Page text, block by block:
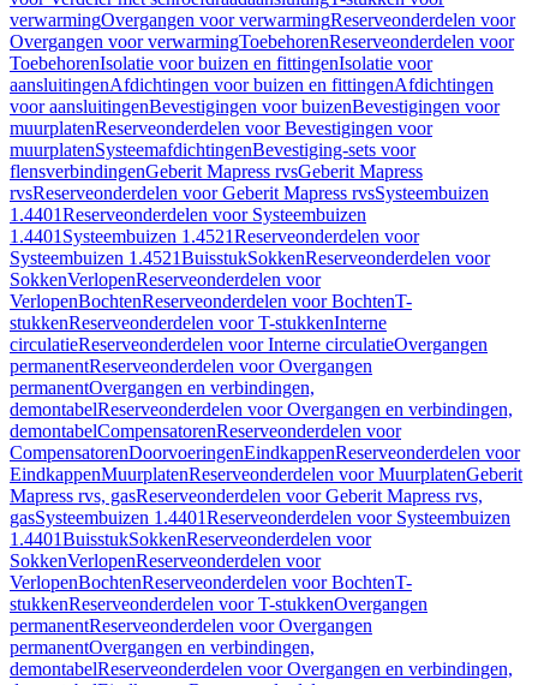
verwarmingOvergangen voor verwarmingReserveonderdelen voor
Overgangen voor verwarmingToebehorenReserveonderdelen voor
ToebehorenIsolatie voor buizen en fittingenIsolatie voor
aansluitingenAfdichtingen voor buizen en fittingenAfdichtingen
voor aansluitingenBevestigingen voor buizenBevestigingen voor
muurplatenReserveonderdelen voor Bevestigingen voor
muurplatenSysteemafdichtingenBevestiging-sets voor
flensverbindingenGeberit Mapress rvsGeberit Mapress
rvsReserveonderdelen voor Geberit Mapress rvsSysteembuizen
1.4401Reserveonderdelen voor Systeembuizen
1.4401 Systeembuizen 1.4521Reserveonderdelen voor
Systeembuizen 1.4521BuisstukSokkenReserveonderdelen voor
SokkenVerlopenReserveonderdelen voor
VerlopenBochtenReserveonderdelen voor BochtenT-
stukkenReserveonderdelen voor T-stukkenInterne
circulatieReserveonderdelen voor Interne circulatieOvergangen
permanentReserveonderdelen voor Overgangen
permanentOvergangen en verbindingen,
demontabelReserveonderdelen voor Overgangen en verbindingen,
demontabelCompensatorenReserveonderdelen voor
CompensatorenDoorvoeringenEindkappenReserveonderdelen voor
EindkappenMuurplatenReserveonderdelen voor MuurplatenGeberit
Mapress rvs, gasReserveonderdelen voor Geberit Mapress rvs,
gasSysteembuizen 1.4401Reserveonderdelen voor Systeembuizen
1.4401BuisstukSokkenReserveonderdelen voor
SokkenVerlopenReserveonderdelen voor
VerlopenBochtenReserveonderdelen voor BochtenT-
stukkenReserveonderdelen voor T-stukkenOvergangen
permanentReserveonderdelen voor Overgangen
permanentOvergangen en verbindingen,
demontabelReserveonderdelen voor Overgangen en verbindingen,